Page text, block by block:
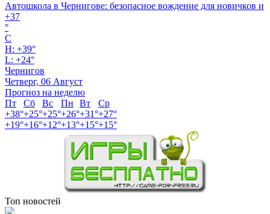
Автошкола в Чернигове: безопасное вождение для новичков и
+37
°
C
H: +39°
L: +24°
Чернигов
Четверг, 06 Август
Прогноз на неделю
Пт
Сб Вс Пн Вт
Ср
+38°+25°+25°+26°+31°+27°
+19°+16°+12°+13°+15°+15°
Топ новостей